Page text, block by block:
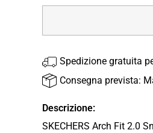
Spedizione gratuita
Consegna prevista:
Descrizione:
SKECHERS Arch Fit 2.0